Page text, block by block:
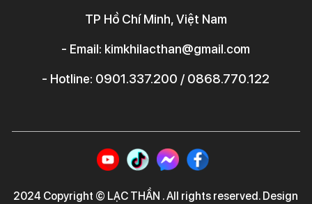
TP Hồ Chí Minh, Việt Nam
- Email: kimkhilacthan@gmail.com
- Hotline: 0901.337.200 / 0868.770.122
2024 Copyright © LẠC THẦN . All rights reserved. Design